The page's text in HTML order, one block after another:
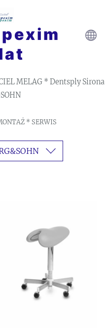
e x i m
a t
MELAG * Dentsply Sirona
* SERWIS